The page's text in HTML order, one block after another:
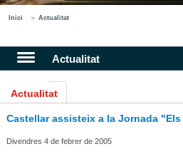
Inici Actualitat
Actualitat
Actualitat
Castellar assisteix a la Jornada
Divendres 4 de febrer de 2005